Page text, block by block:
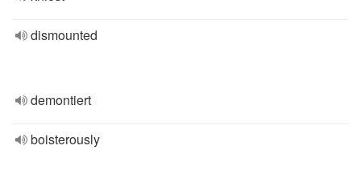
dismounted
demontiert
boisterously